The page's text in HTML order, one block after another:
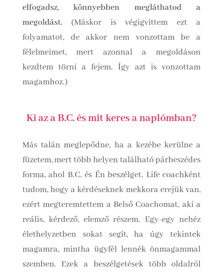
elfogadsz, könnyebben megláthatod a
megoldást.(Máskor is végigvittem ezt a
folyamatot, de akkor nem vonzottam be a
félelmeimet, mert azonnal a megoldáson
kezdtem törni a fejem. Így azt is vonzottam
magamhoz.)
Ki az a B.C. és mit keres a naplómban?
Más talán meglepődne, ha a kezébe kerülne a
füzetem, mert több helyen található párbeszédes
forma, ahol B.C. és Én beszélget. Life coachként
tudom, hogy a kérdéseknek mekkora erejük van,
ezért megteremtettem a Belső Coachomat, aki a
reális, kérdező, elemző részem. Egy-egy nehéz
élethelyzetben sokat segít, ha úgy tekintek
magamra, mintha ügyfél lennék önmagammal
szemben. Ezek a beszélgetések több oldalról